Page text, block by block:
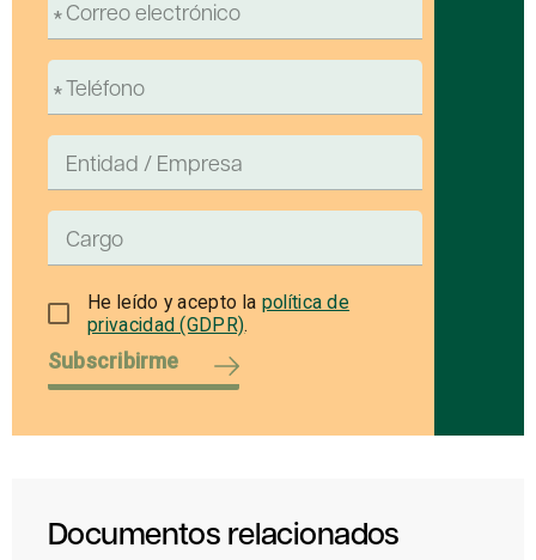
He leído y acepto la política de
privacidad (GDPR).
Subscribirme
Documentos relacionados